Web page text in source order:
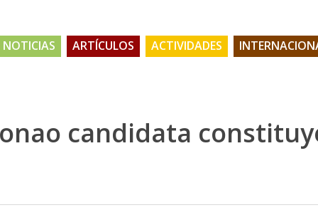
NOTICIAS ARTÍCULOS ACTIVIDADES
candidata